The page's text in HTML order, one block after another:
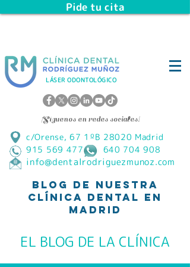
Pide tu cita
LÁSER ODONTOLÓGICO
¡Síguenos en redes sociales!
c/Orense, 67 1ºB 28020 Madrid
915 569 477 640 704 908
info@dentalrodriguezmunoz.com
Blog de Nuestra
Clínica Dental en
Madrid
EL BLOG DE LA CLÍNICA